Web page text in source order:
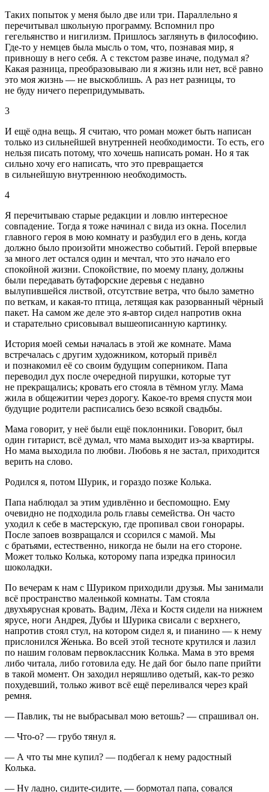
Таких попыток у меня было две или три. Параллельно я
перечитывал школьную программу. Вспомнил про
гегельянство и нигилизм. Пришлось заглянуть в философию.
Где-то у немцев была мысль о том, что, познавая мир, я
привношу в него себя. А с текстом разве иначе, подумал я?
Какая разница, преобразовываю ли я жизнь или нет, всё равно
это моя жизнь ― не выскоблишь. А раз нет разницы, то
не буду ничего перепридумывать.
3
И ещё одна вещь. Я считаю, что роман может быть написан
только из сильнейшей внутренней необходимости. То есть, его
нельзя писать потому, что хочешь написать роман. Но я так
сильно хочу его написать, что это превращается
в сильнейшую внутреннюю необходимость.
4
Я перечитываю старые редакции и ловлю интересное
совпадение. Тогда я тоже начинал с вида из окна. Поселил
главного героя в мою комнату и разбудил его в день, когда
должно было произойти множество событий. Герой впервые
за много лет остался один и мечтал, что это начало его
спокойной жизни. Спокойствие, по моему плану, должны
были передавать бутафорские деревья с недавно
вылупившейся листвой, отсутствие ветра, что было заметно
по веткам, и какая-то птица, летящая как разорванный чёрный
пакет. На самом же деле это я-автор сидел напротив окна
и старательно срисовывал вышеописанную картинку.
История моей семьи началась в этой же комнате. Мама
встречалась с другим художником, который привёл
и познакомил её со своим будущим соперником. Папа
переводил дух после очередной пирушки, которые тут
не прекращались; кровать его стояла в тёмном углу. Мама
жила в общежитии через дорогу. Какое-то время спустя мои
будущие родители расписались безо всякой свадьбы.
Мама говорит, у неё были ещё поклонники. Говорит, был
один гитарист, всё думал, что мама выходит из-за квартиры.
Но мама выходила по любви. Любовь я не застал, приходится
верить на слово.
Родился я, потом Шурик, и гораздо позже Колька.
Папа наблюдал за этим удивлённо и беспомощно. Ему
очевидно не подходила роль главы семейства. Он часто
уходил к себе в мастерскую, где пропивал свои гонорары.
После запоев возвращался и ссорился с мамой. Мы
с братьями, естественно, никогда не были на его стороне.
Может только Колька, которому папа изредка приносил
шоколадки.
По вечерам к нам с Шуриком приходили друзья. Мы занимали
всё пространство маленькой комнаты. Там стояла
двухъярусная кровать. Вадим, Лёха и Костя сидели на нижнем
ярусе, ноги Андрея, Дубы и Шурика свисали с верхнего,
напротив стоял стул, на котором сидел я, и пианино ― к нему
прислонился Женька. Во всей этой тесноте крутился и лазил
по нашим головам первоклассник Колька. Мама в это время
либо читала, либо готовила еду. Не дай бог было папе прийти
в такой момент. Он заходил неряшливо одетый, как-то резко
похудевший, только живот всё ещё переливался через край
ремня.
― Павлик, ты не выбрасывал мою ветошь? ― спрашивал он.
― Что-о? ― грубо тянул я.
― А что ты мне купил? ― подбегал к нему радостный
Колька.
― Ну ладно, сидите-сидите, ― бормотал папа, совался